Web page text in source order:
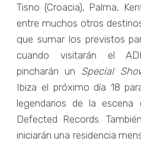
Tisno (Croacia), Palma,
entre muchos otros
que sumar los previstos
cuando visitarán el
pincharán un Special
Ibiza el próximo día 18
legendarios de la
Defected Records.
iniciarán una residencia